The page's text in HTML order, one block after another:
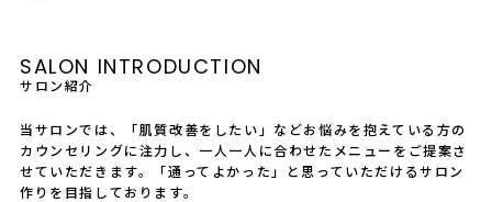
プライバシーポリシー
SALON INTRODUCTION
サロン紹介
当サロンでは、「肌質改善をしたい」などお悩みを抱えている方の
カウンセリングに注力し、一人一人に合わせたメニューをご提案さ
せていただきます。「通ってよかった」と思っていただけるサロン
作りを目指しております。